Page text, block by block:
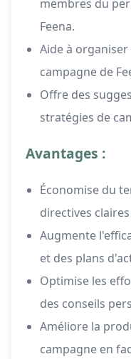
membres du
Feena.
Aide à
campagne de
Offre des
stratégies de
Avantages :
Économise du
directives
Augmente
et des plans
Optimise les
des conseils
Améliore la
campagne en